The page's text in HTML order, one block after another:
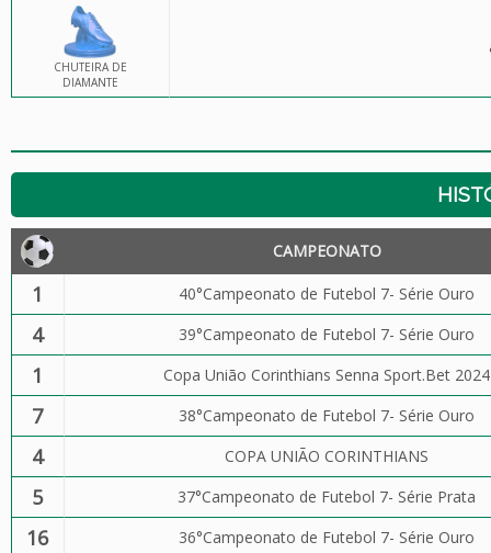
CHUTEIRA DE
DIAMANTE
CAMPEONATO
1 40°Campeonato de Futebol 7- Série Ouro
4 39°Campeonato de Futebol 7- Série Ouro
1 Copa União Corinthians Senna Sport.Bet 2024
7 38°Campeonato de Futebol 7- Série Ouro
4 COPA UNIÃO CORINTHIANS
5 37°Campeonato de Futebol 7- Série Prata
16 36°Campeonato de Futebol 7- Série Ouro